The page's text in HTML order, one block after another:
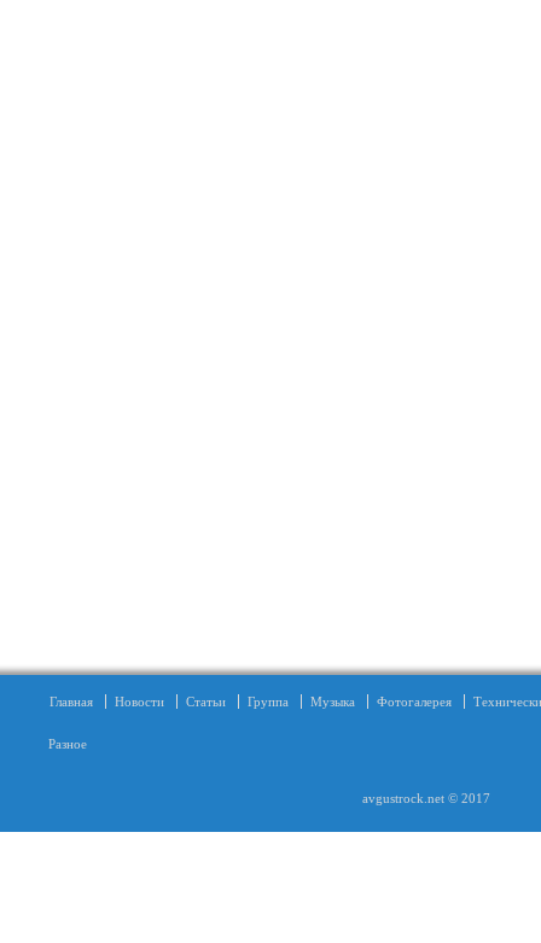
Главная Новости Статьи Группа Музыка Фотогалерея
Разное
avgustrock.net © 2017